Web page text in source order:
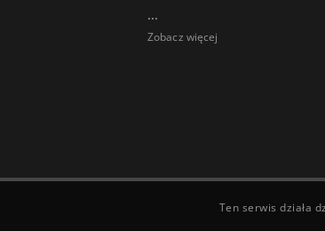
...
Zobacz więcej
Ten serwis działa